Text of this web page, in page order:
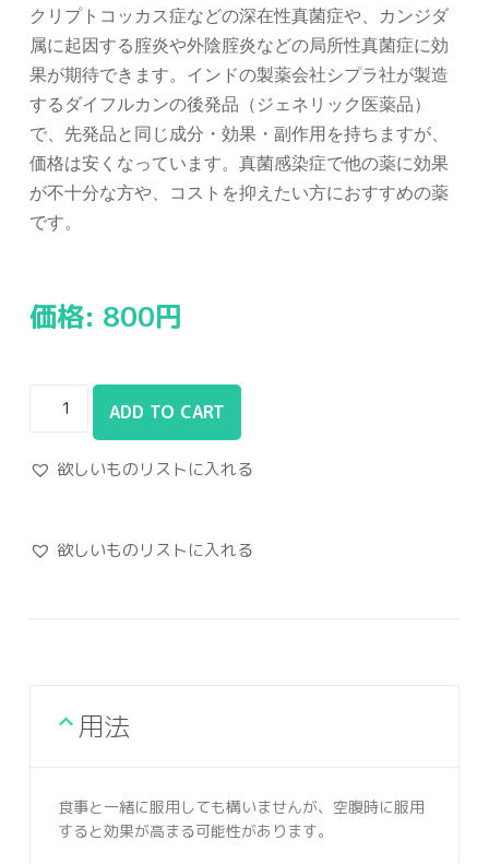
クリプトコッカス症などの深在性真菌症や、カンジダ
属に起因する腟炎や外陰腟炎などの局所性真菌症に効
果が期待できます。インドの製薬会社シプラ社が製造
するダイフルカンの後発品（ジェネリック医薬品）
で、先発品と同じ成分・効果・副作用を持ちますが、
価格は安くなっています。真菌感染症で他の薬に効果
が不十分な方や、コストを抑えたい方におすすめの薬
です。
価格: 800円
ADD TO CART
欲しいものリストに入れる
欲しいものリストに入れる
用法
食事と一緒に服用しても構いませんが、空腹時に服用
すると効果が高まる可能性があります。